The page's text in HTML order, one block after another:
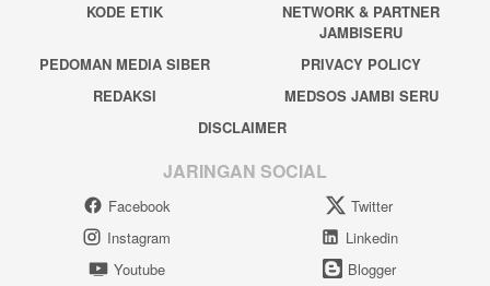
KODE ETIK
NETWORK & PARTNER
JAMBISERU
PEDOMAN MEDIA SIBER
PRIVACY POLICY
REDAKSI
MEDSOS JAMBI SERU
DISCLAIMER
JARINGAN SOCIAL
Facebook
Twitter
Instagram
Linkedin
Youtube
Blogger